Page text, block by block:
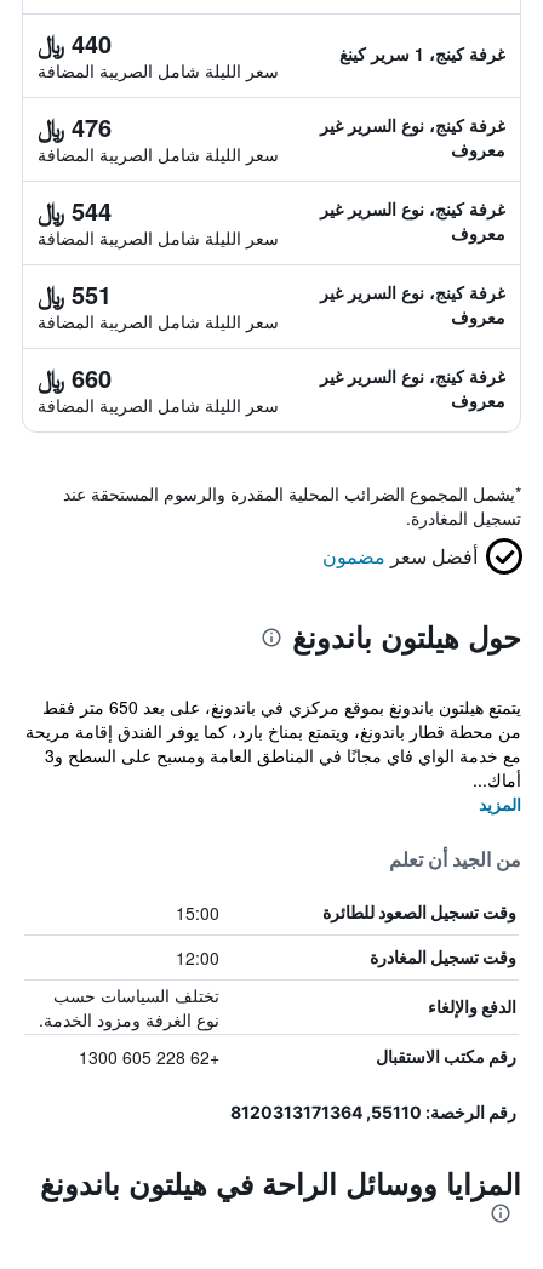
غرفة كينج، 1 سرير كينغ 440 ﷼
سعر الليلة شامل الصريبة المضافة
غرفة كينج، نوع السرير غير
معروف
476 ﷼
سعر الليلة شامل الصريبة المضافة
غرفة كينج، نوع السرير غير
معروف
544 ﷼
سعر الليلة شامل الصريبة المضافة
غرفة كينج، نوع السرير غير
معروف
551 ﷼
سعر الليلة شامل الصريبة المضافة
غرفة كينج، نوع السرير غير
معروف
660 ﷼
سعر الليلة شامل الصريبة المضافة
*يشمل المجموع الضرائب المحلية المقدرة والرسوم المستحقة عند
تسجيل المغادرة.
أفضل سعر مضمون
حول هيلتون باندونغ
يتمتع هيلتون باندونغ بموقع مركزي في باندونغ، على بعد 650 متر فقط
من محطة قطار باندونغ، ويتمتع بمناخ بارد، كما يوفر الفندق إقامة مريحة
مع خدمة الواي فاي مجانًا في المناطق العامة ومسبح على السطح و3
أماك...
المزيد
من الجيد أن تعلم
وقت تسجيل الصعود للطائرة 15:00
وقت تسجيل المغادرة 12:00
الدفع والإلغاء
تختلف السياسات حسب
نوع الغرفة ومزود الخدمة.
رقم مكتب الاستقبال +62 228 605 1300
رقم الرخصة: 55110, 8120313171364
المزايا ووسائل الراحة في هيلتون باندونغ